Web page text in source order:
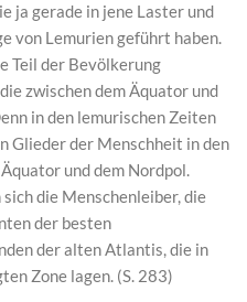
ja gerade in jene Laster und
von Lemurien geführt haben.
Teil der Bevölkerung
zwischen dem Äquator und
in den lemurischen Zeiten
Glieder der Menschheit in den
und dem Nordpol.
die Menschenleiber, die
der besten
der alten Atlantis, die in
Zone lagen. (S. 283)